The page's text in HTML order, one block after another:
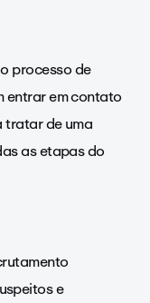
processo de
entrar em contato
tratar de uma
as etapas do
e